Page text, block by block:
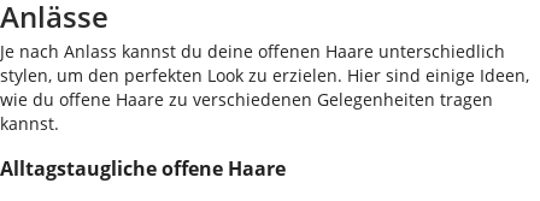
Anlässe
Je nach Anlass kannst du deine offenen Haare unterschiedlich
stylen, um den perfekten Look zu erzielen. Hier sind einige Ideen,
wie du offene Haare zu verschiedenen Gelegenheiten tragen
kannst.
Alltagstaugliche offene Haare